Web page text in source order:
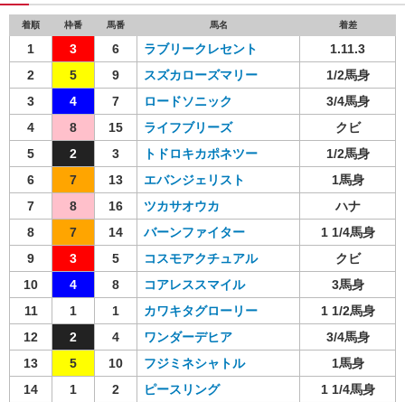
着順 枠番 馬番 馬名 着差
1 3 6 ラブリークレセント
1.11.3
2
5 9 スズカローズマリー
1/2馬身
3
4 7 ロードソニック
3/4馬身
4
8 15 ライフブリーズ
クビ
5
2 3 トドロキカポネツー
1/2馬身
6
7 13 エバンジェリスト
1馬身
7
8 16 ツカサオウカ
ハナ
8
7 14 バーンファイター
1 1/4馬身
9
3 5 コスモアクチュアル
クビ
10
4 8 コアレススマイル
3馬身
11
1 1 カワキタグローリー
1 1/2馬身
12
2 4 ワンダーデヒア
3/4馬身
13
5 10 フジミネシャトル
1馬身
14
1 2 ピースリング
1 1/4馬身